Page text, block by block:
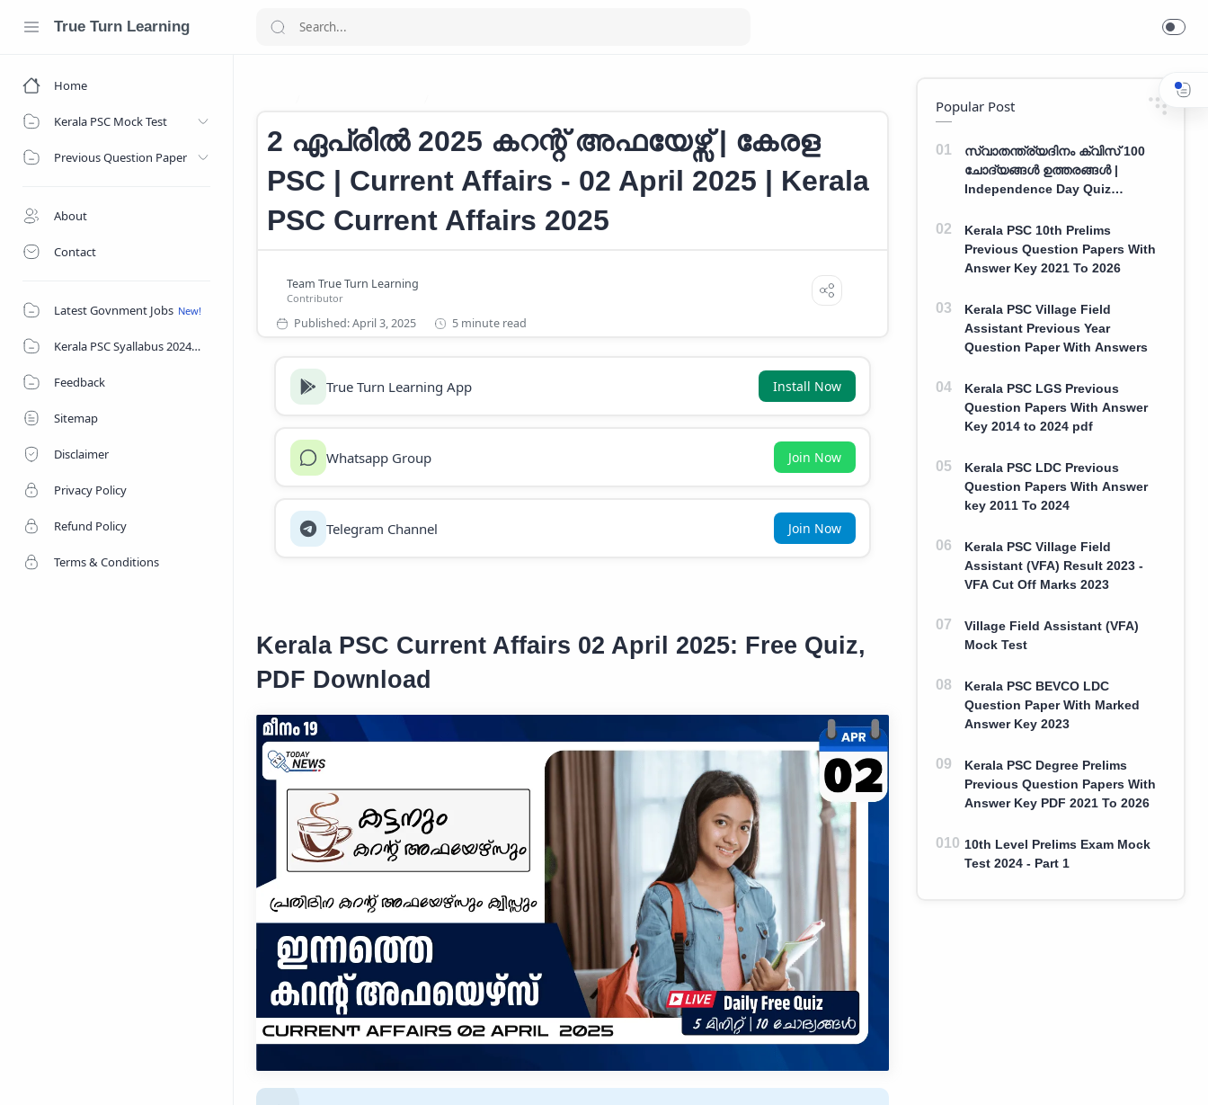
True Turn Learning
Home
Kerala PSC Mock Test
Previous Question Paper
About
Contact
Latest Govnment Jobs
Kerala PSC Syallabus 2024
Feedback
Sitemap
Disclaimer
Privacy Policy
Refund Policy
Terms & Conditions
2 ഏപ്രിൽ 2025 കറന്റ് അഫയേഴ്സ് | കേരള
PSC | Current Affairs - 02 April 2025 | Kerala
PSC Current Affairs 2025
5 minute read
True Turn Learning App Install Now
Whatsapp Group Join Now
Telegram Channel Join Now
Kerala PSC Current Affairs 02 April 2025: Free Quiz,
PDF Download
Popular Post
സ്വാതന്ത്ര്യദിനം ക്വിസ് 100
ചോദ്യങ്ങൾ ഉത്തരങ്ങൾ |
Independence Day Quiz
Answers
Kerala PSC 10th Prelims
Previous Question Papers With
Answer Key 2021 To 2026
Kerala PSC Village Field
Assistant Previous Year
Question Paper With Answers
Kerala PSC LGS Previous
Question Papers With Answer
Key 2014 to 2024 pdf
Kerala PSC LDC Previous
Question Papers With Answer
key 2011 To 2024
Kerala PSC Village Field
Assistant (VFA) Result 2023 -
VFA Cut Off Marks 2023
Village Field Assistant (VFA)
Mock Test
Kerala PSC BEVCO LDC
Question Paper With Marked
Answer Key 2023
Kerala PSC Degree Prelims
Previous Question Papers With
Answer Key PDF 2021 To 2026
10th Level Prelims Exam Mock
Test 2024 - Part 1